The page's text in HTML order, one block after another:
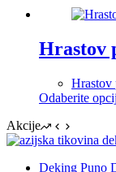
Hrastov
Hrastov
Odaberite
Akcije
Deking Puno